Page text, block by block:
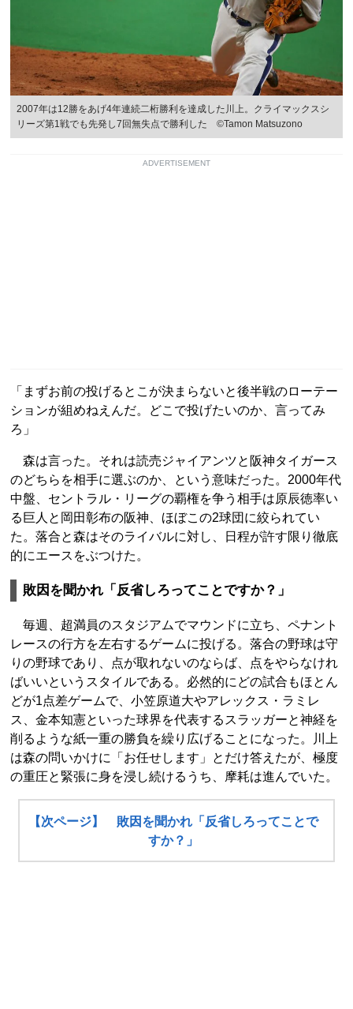
2007年は12勝をあげ4年連続二桁勝利を達成した川上。クライマックスシ
リーズ第1戦でも先発し7回無失点で勝利した ©︎Tamon Matsuzono
ADVERTISEMENT
「まずお前の投げるとこが決まらないと後半戦のローテー
ションが組めねえんだ。どこで投げたいのか、言ってみ
ろ」
森は言った。それは読売ジャイアンツと阪神タイガース
のどちらを相手に選ぶのか、という意味だった。2000年代
中盤、セントラル・リーグの覇権を争う相手は原辰徳率い
る巨人と岡田彰布の阪神、ほぼこの2球団に絞られてい
た。落合と森はそのライバルに対し、日程が許す限り徹底
的にエースをぶつけた。
敗因を聞かれ「反省しろってことですか？」
毎週、超満員のスタジアムでマウンドに立ち、ペナント
レースの行方を左右するゲームに投げる。落合の野球は守
りの野球であり、点が取れないのならば、点をやらなけれ
ばいいというスタイルである。必然的にどの試合もほとん
どが1点差ゲームで、小笠原道大やアレックス・ラミレ
ス、金本知憲といった球界を代表するスラッガーと神経を
削るような紙一重の勝負を繰り広げることになった。川上
は森の問いかけに「お任せします」とだけ答えたが、極度
の重圧と緊張に身を浸し続けるうち、摩耗は進んでいた。
【次ページ】 敗因を聞かれ「反省しろってことで
すか？」